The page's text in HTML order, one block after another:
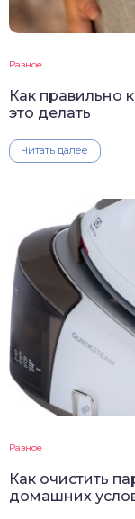
Разное
Как правильно
это делать
Читать далее
Разное
Как очистить
домашних